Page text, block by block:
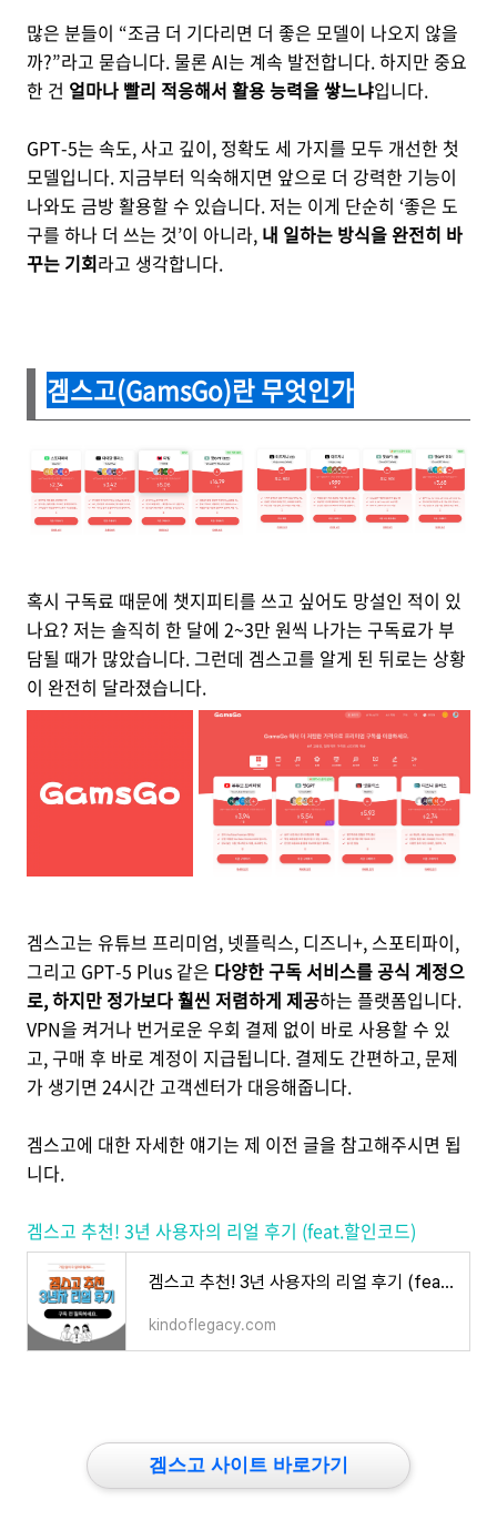
많은 분들이 “조금 더 기다리면 더 좋은 모델이 나오지 않을
까?”라고 묻습니다. 물론 AI는 계속 발전합니다. 하지만 중요
한 건 얼마나 빨리 적응해서 활용 능력을 쌓느냐입니다.
GPT-5는 속도, 사고 깊이, 정확도 세 가지를 모두 개선한 첫
모델입니다. 지금부터 익숙해지면 앞으로 더 강력한 기능이
나와도 금방 활용할 수 있습니다. 저는 이게 단순히 ‘좋은 도
구를 하나 더 쓰는 것’이 아니라, 내 일하는 방식을 완전히 바
꾸는 기회라고 생각합니다.
겜스고(GamsGo)란 무엇인가
혹시 구독료 때문에 챗지피티를 쓰고 싶어도 망설인 적이 있
나요? 저는 솔직히 한 달에 2~3만 원씩 나가는 구독료가 부
담될 때가 많았습니다. 그런데 겜스고를 알게 된 뒤로는 상황
이 완전히 달라졌습니다.
겜스고는 유튜브 프리미엄, 넷플릭스, 디즈니+, 스포티파이,
그리고 GPT-5 Plus 같은 다양한 구독 서비스를 공식 계정으
로, 하지만 정가보다 훨씬 저렴하게 제공하는 플랫폼입니다.
VPN을 켜거나 번거로운 우회 결제 없이 바로 사용할 수 있
고, 구매 후 바로 계정이 지급됩니다. 결제도 간편하고, 문제
가 생기면 24시간 고객센터가 대응해줍니다.
겜스고에 대한 자세한 얘기는 제 이전 글을 참고해주시면 됩
니다.
겜스고 추천! 3년 사용자의 리얼 후기 (feat.할인코드)
겜스고 추천! 3년 사용자의 리얼 후기 (feat.할인코드)
kindoflegacy.com
겜스고 사이트 바로가기